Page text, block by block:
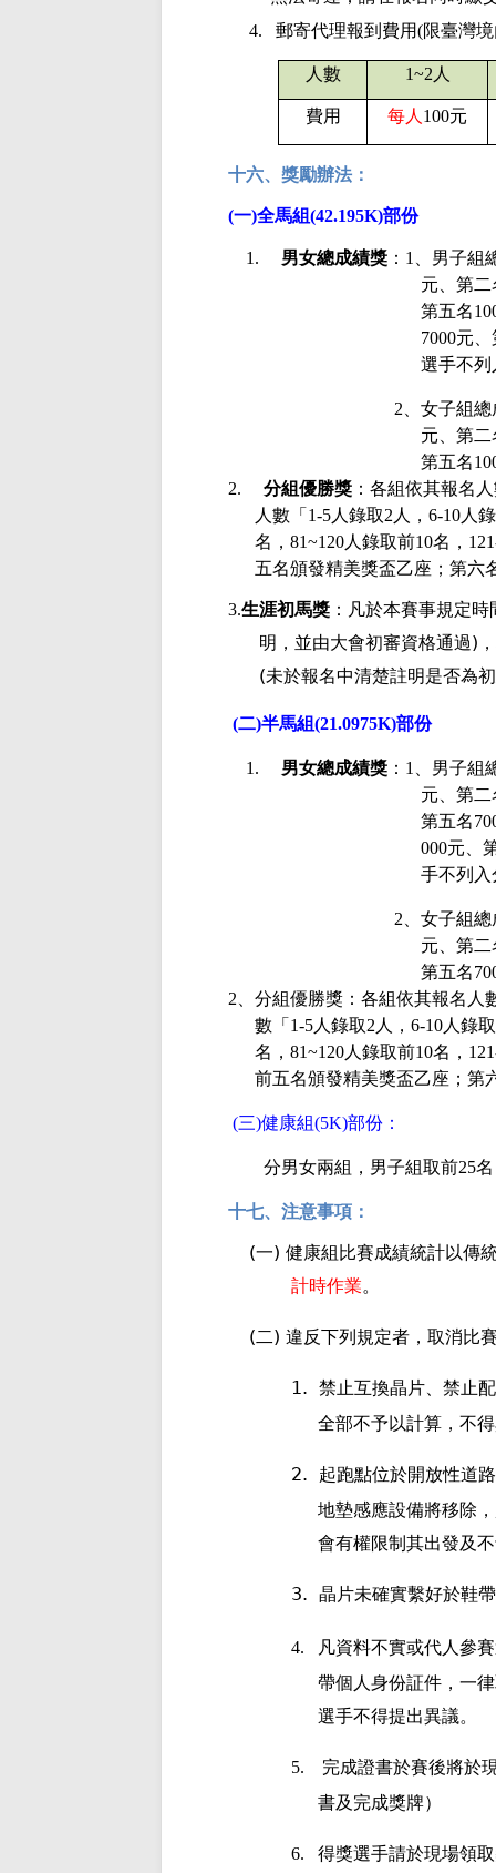
4.
郵寄代理報到費用(限臺灣
人數 1~2 人
費用 每人 100元
十六、獎勵辦法：
(一)全馬組(42.195K)部份
1. 男女總成績獎 ： 1
、男子組
元、第二
第五名
7000元、
選手不
2 、女子組
元、第二
第五名
2.
分組優勝獎 ：各組依其報名
人數「 1-5人錄取2 人， 6-10人
名， 81~120人錄取前10名，
五名頒發精美獎盃乙座；第六
3.生涯初馬獎 ：凡於本賽事規定
明，並由大會初審資格通過)
(未於報名中清楚註明是否為
(二)半馬組(21.0975K)部份
1. 男女總成績獎 ： 1
、男子組
元、第二
第五名
000元、
手不列
2 、女子組
元、第二
第五名
2 、分組優勝獎：各組依其報名
數「 1-5人錄取2 人， 6-10人錄取
名， 81~120人錄取前10名，
前五名頒發精美獎盃乙座；第
(三)健康組(5K)部份：
分男女兩組，男子組取前25
十七、注意事項：
(一) 健康組比賽成績統計以傳
計時作業。
(二) 違反下列規定者，取消比
1.
禁止互換晶片、禁止
全部不予以計算，不
2.
起跑點位於開放性道
地墊感應設備將移除
會有權限制其出發及
3. 晶片未確實繫好於鞋
4.
凡資料不實或代人參
帶個人身份証件，一
選手不得提出異議。
5.
完成證書於賽後將於
書及完成獎牌）
6. 得獎選手請於現場領